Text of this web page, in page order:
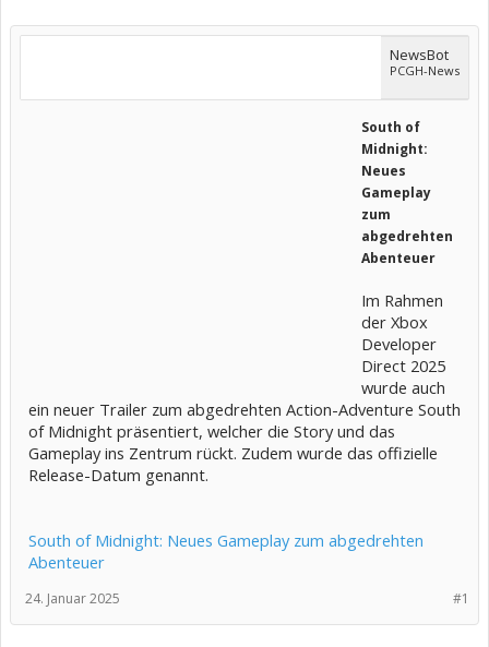
NewsBot
PCGH-News
South of
Midnight:
Neues
Gameplay
zum
abgedrehten
Abenteuer
Im Rahmen
der Xbox
Developer
Direct 2025
wurde auch
ein neuer Trailer zum abgedrehten Action-Adventure South
of Midnight präsentiert, welcher die Story und das
Gameplay ins Zentrum rückt. Zudem wurde das offizielle
Release-Datum genannt.
South of Midnight: Neues Gameplay zum abgedrehten
Abenteuer
#1
24. Januar 2025